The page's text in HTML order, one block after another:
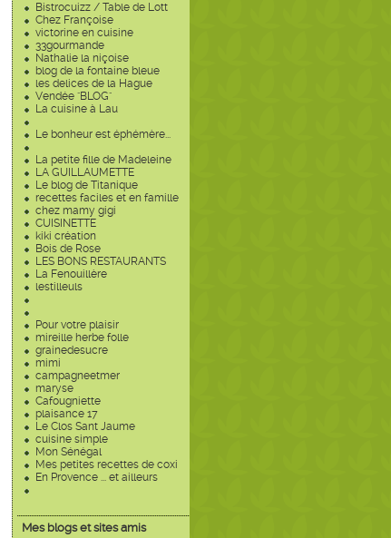
Bistrocuizz / Table de Lott
Chez Françoise
victorine en cuisine
33gourmande
Nathalie la niçoise
blog de la fontaine bleue
les delices de la Hague
Vendée "BLOG"
La cuisine à Lau
Le bonheur est éphémère...
La petite fille de Madeleine
LA GUILLAUMETTE
Le blog de Titanique
recettes faciles et en famille
chez mamy gigi
CUISINETTE
kiki création
Bois de Rose
LES BONS RESTAURANTS
La Fenouillère
lestilleuls
Pour votre plaisir
mireille herbe folle
grainedesucre
mimi
campagneetmer
maryse
Cafougniette
plaisance 17
Le Clos Sant Jaume
cuisine simple
Mon Sénégal
Mes petites recettes de coxi
En Provence ... et ailleurs
Mes blogs et sites amis